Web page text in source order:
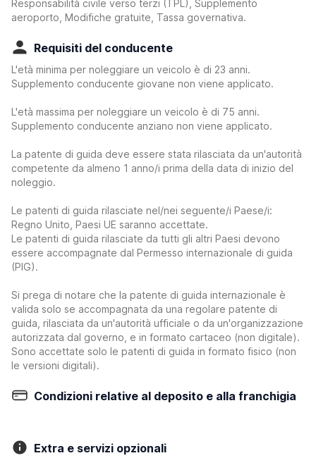
Responsabilità civile verso terzi (TPL), Supplemento
aeroporto, Modifiche gratuite, Tassa governativa.
Requisiti del conducente
L'età minima per noleggiare un veicolo è di 23 anni.
Supplemento conducente giovane non viene applicato.
L'età massima per noleggiare un veicolo è di 75 anni.
Supplemento conducente anziano non viene applicato.
La patente di guida deve essere stata rilasciata da un'autorità
competente da almeno 1 anno/i prima della data di inizio del
noleggio.
Le patenti di guida rilasciate nel/nei seguente/i Paese/i:
Regno Unito, Paesi UE saranno accettate.
Le patenti di guida rilasciate da tutti gli altri Paesi devono
essere accompagnate dal Permesso internazionale di guida
(PIG).
Si prega di notare che la patente di guida internazionale è
valida solo se accompagnata da una regolare patente di
guida, rilasciata da un'autorità ufficiale o da un'organizzazione
autorizzata dal governo, e in formato cartaceo (non digitale).
Sono accettate solo le patenti di guida in formato fisico (non
le versioni digitali).
Condizioni relative al deposito e alla franchigia
Extra e servizi opzionali